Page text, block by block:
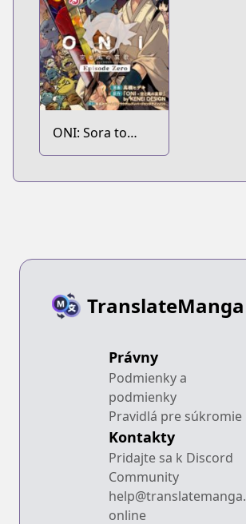
ONI: Sora to
Kaze no Elegy
TranslateManga
Právny
Podmienky a
podmienky
Pravidlá pre súkromie
Kontakty
Pridajte sa k Discord
Community
help@translatemanga.
online